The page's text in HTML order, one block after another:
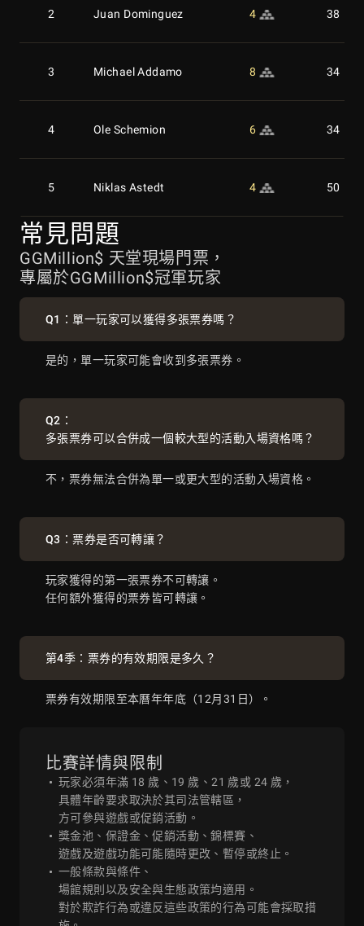
2 Juan Dominguez 4 38
3 Michael Addamo 8 34
4 Ole Schemion 6 34
5 Niklas Astedt 4 50
6 Samuel Vousden
8 Simon Mattsson
9
10 David Yan 5
11 Pablo Silva
12 W Malinowski
13 Barak Wisbrod
14 Duco Haven 4
15 Adrian Mateos
D Kaladjurdjevic
Bruno Volkmann
常見問題
GGMillion$ 天堂現場門票，
專屬於GGMillion$冠軍玩家
Q1：單一玩家可以獲得多張票券嗎？
是的，單一玩家可能會收到多張票券。
Q2：
多張票券可以合併成一個較大型的活動入場資格嗎？
不，票券無法合併為單一或更大型的活動入場資格。
Q3：票券是否可轉讓？
玩家獲得的第一張票券不可轉讓。
任何額外獲得的票券皆可轉讓。
第4季：票券的有效期限是多久？
票券有效期限至本曆年年底（12月31日）。
比賽詳情與限制
玩家必須年滿 18 歲、19 歲、21 歲或 24 歲，
具體年齡要求取決於其司法管轄區，
方可參與遊戲或促銷活動。
獎金池、保證金、促銷活動、錦標賽、
遊戲及遊戲功能可能隨時更改、暫停或終止。
一般條款與條件、
場館規則以及安全與生態政策均適用。
對於欺詐行為或違反這些政策的行為可能會採取措